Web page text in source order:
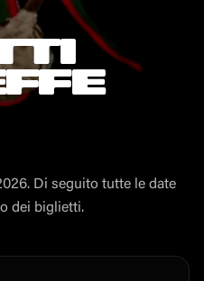
. Di seguito tutte le date
dei biglietti.